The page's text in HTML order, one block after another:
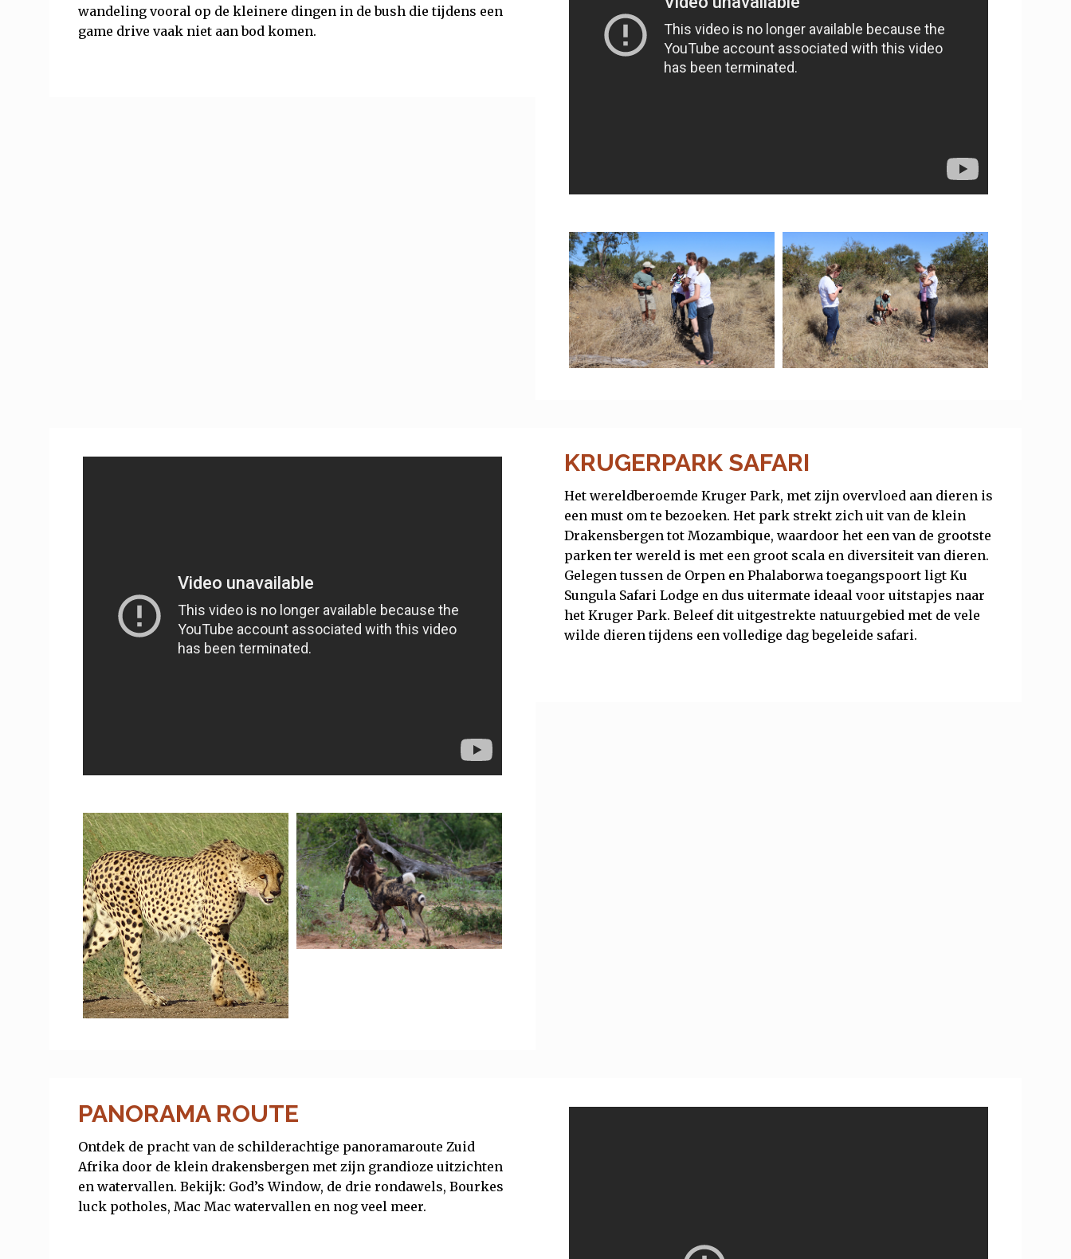
wandeling vooral op de kleinere dingen in de bush die tijdens een
game drive vaak niet aan bod komen.
KRUGERPARK SAFARI
Het wereldberoemde Kruger Park, met zijn overvloed aan dieren is
een must om te bezoeken. Het park strekt zich uit van de klein
Drakensbergen tot Mozambique, waardoor het een van de grootste
parken ter wereld is met een groot scala en diversiteit van dieren.
Gelegen tussen de Orpen en Phalaborwa toegangspoort ligt Ku
Sungula Safari Lodge en dus uitermate ideaal voor uitstapjes naar
het Kruger Park. Beleef dit uitgestrekte natuurgebied met de vele
wilde dieren tijdens een volledige dag begeleide safari.
PANORAMA ROUTE
Ontdek de pracht van de schilderachtige panoramaroute Zuid
Afrika door de klein drakensbergen met zijn grandioze uitzichten
en watervallen. Bekijk: God’s Window, de drie rondawels, Bourkes
luck potholes, Mac Mac watervallen en nog veel meer.